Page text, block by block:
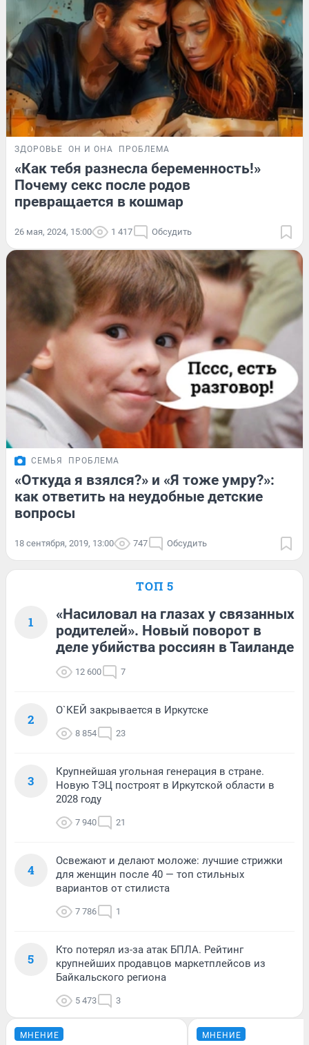
ЗДОРОВЬЕ ОН И ОНА ПРОБЛЕМА
«Как тебя разнесла беременность!»
Почему секс после родов
превращается в кошмар
26 мая, 2024, 15:00 1 417 Обсудить
СЕМЬЯ ПРОБЛЕМА
«Откуда я взялся?» и «Я тоже умру?»:
как ответить на неудобные детские
вопросы
18 сентября, 2019, 13:00 747 Обсудить
ТОП 5
1
«Насиловал на глазах у связанных
родителей». Новый поворот в
деле убийства россиян в Таиланде
12 600 7
2
О`КЕЙ закрывается в Иркутске
8 854 23
3
Крупнейшая угольная генерация в стране.
Новую ТЭЦ построят в Иркутской области в
2028 году
7 940 21
4
Освежают и делают моложе: лучшие стрижки
для женщин после 40 — топ стильных
вариантов от стилиста
7 786 1
5
Кто потерял из-за атак БПЛА. Рейтинг
крупнейших продавцов маркетплейсов из
Байкальского региона
5 473 3
МНЕНИЕ МНЕНИЕ